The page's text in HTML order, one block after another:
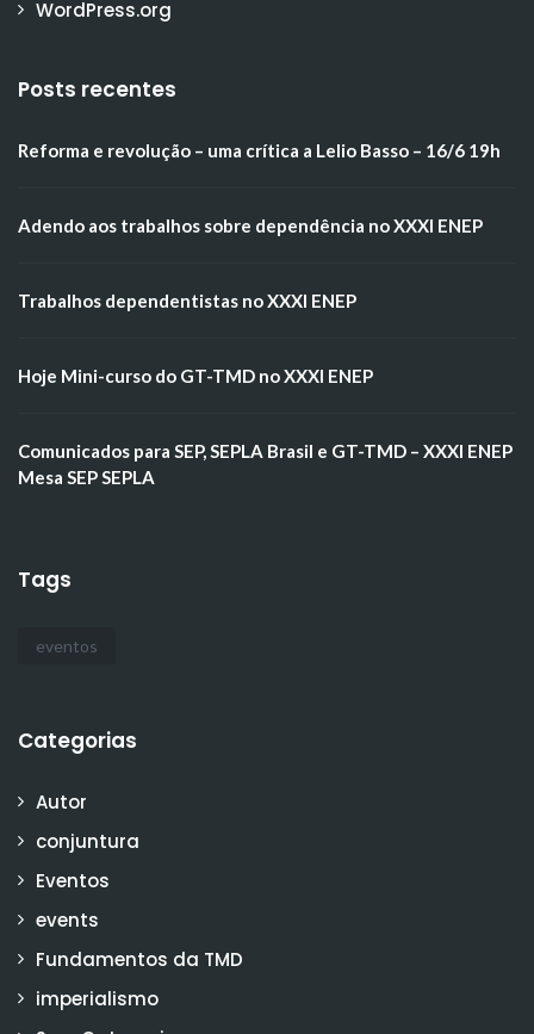
WordPress.org
Posts recentes
Reforma e revolução – uma crítica a Lelio Basso – 16/6 19h
Adendo aos trabalhos sobre dependência no XXXI ENEP
Trabalhos dependentistas no XXXI ENEP
Hoje Mini-curso do GT-TMD no XXXI ENEP
Comunicados para SEP, SEPLA Brasil e GT-TMD – XXXI ENEP
Mesa SEP SEPLA
Tags
eventos
Categorias
Autor
conjuntura
Eventos
events
Fundamentos da TMD
imperialismo